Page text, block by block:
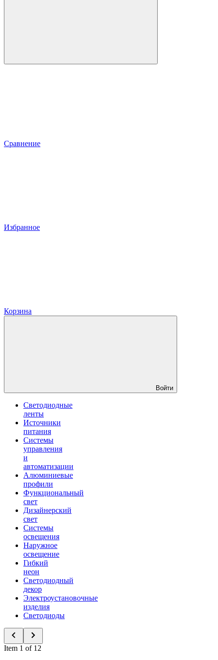
Сравнение
Избранное
Корзина
Войти
Светодиодные
ленты
Источники
питания
Системы
управления
и
автоматизации
Алюминиевые
профили
Функциональный
свет
Дизайнерский
свет
Системы
освещения
Наружное
освещение
Гибкий
неон
Светодиодный
декор
Электроустановочные
изделия
Светодиоды
Item 1 of 12